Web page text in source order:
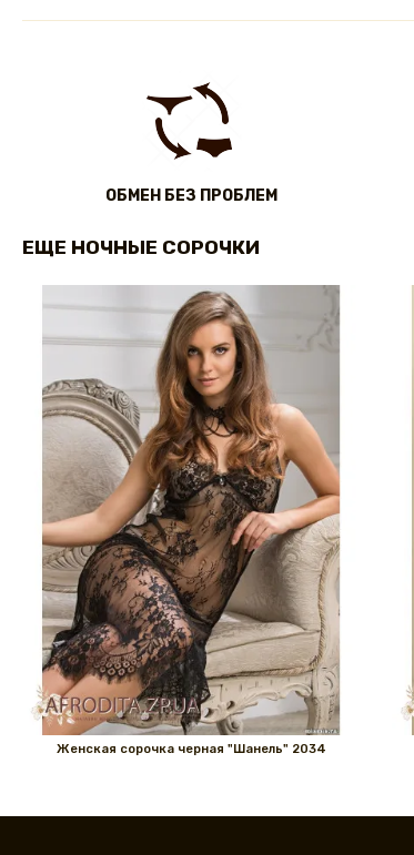
ОБМЕН БЕЗ ПРОБЛЕМ
ЕЩЕ НОЧНЫЕ СОРОЧКИ
Женская сорочка черная "Шанель" 2034